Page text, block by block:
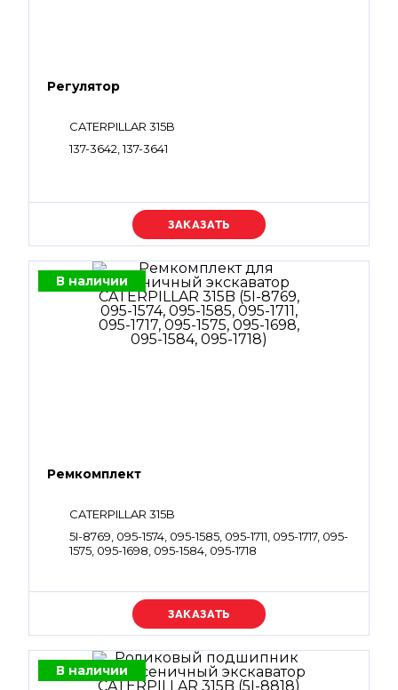
Регулятор
CATERPILLAR 315B
137-3642, 137-3641
Уточняйте цену
В наличии
Ремкомплект
CATERPILLAR 315B
5I-8769, 095-1574, 095-1585, 095-1711, 095-1717, 095-
1575, 095-1698, 095-1584, 095-1718
Уточняйте цену
В наличии